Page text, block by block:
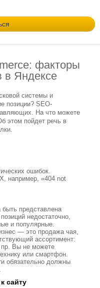
факторы
в Яндексе
системы и
позиции? SEO-
На что можете
этом пойдет речь в
ошибок.
например, «404 not
представлена
недостаточно,
и популярные.
— это продажа чая,
ассортимент:
пр. Вы не можете
или смартфон.
обязательно должны
сайту